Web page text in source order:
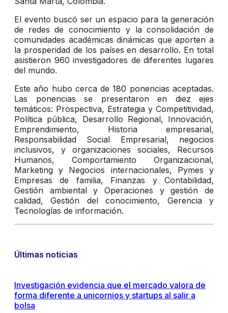
El evento buscó ser un espacio para la generación
de redes de conocimiento y la consolidación de
comunidades académicas dinámicas que aporten a
la prosperidad de los países en desarrollo. En total
asistieron 960 investigadores de diferentes lugares
del mundo.
Este año hubo cerca de 180 ponencias aceptadas.
Las ponencias se presentaron en diez ejes
temáticos: Prospectiva, Estrategia y Competitividad,
Política pública, Desarrollo Regional, Innovación,
Emprendimiento, Historia empresarial,
Responsabilidad Social Empresarial, negocios
inclusivos, y organizaciones sociales, Recursos
Humanos, Comportamiento Organizacional,
Marketing y Negocios internacionales, Pymes y
Empresas de familia, Finanzas y Contabilidad,
Gestión ambiental y Operaciones y gestión de
calidad, Gestión del conocimiento, Gerencia y
Tecnologías de información.
Últimas noticias
Investigación evidencia que el mercado valora de
forma diferente a unicornios y startups al salir a
bolsa